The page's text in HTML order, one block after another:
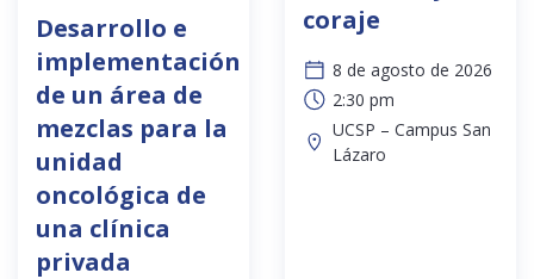
Desarrollo e
implementación
de un área de
mezclas para la
unidad
oncológica de
una clínica
privada
coraje
8 de agosto de 2026
2:30 pm
UCSP – Campus San
Lázaro